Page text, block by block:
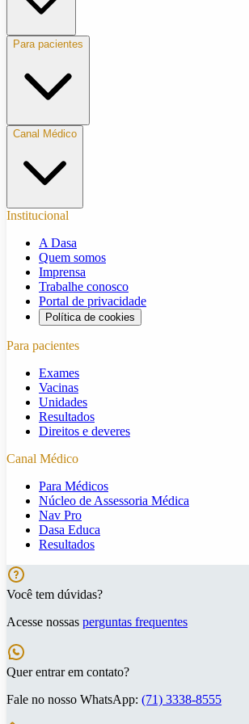
Para pacientes
Canal Médico
Institucional
A Dasa
Quem somos
Imprensa
Trabalhe conosco
Portal de privacidade
Política de cookies
Para pacientes
Exames
Vacinas
Unidades
Resultados
Direitos e deveres
Canal Médico
Para Médicos
Núcleo de Assessoria Médica
Nav Pro
Dasa Educa
Resultados
Você tem dúvidas?
Acesse nossas perguntas frequentes
Quer entrar em contato?
Fale no nosso WhatsApp: (71) 3338-8555